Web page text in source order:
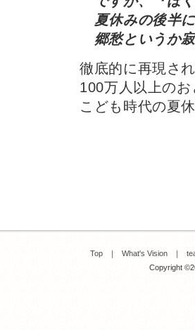
夏休みの後半
郷愁というか
徹底的に再現さ
100万人以上の
こども時代の夏
Top What's Vision
Copyright